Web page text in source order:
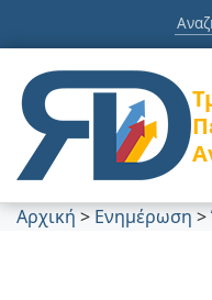
Αρχική > Ενημέρωση >